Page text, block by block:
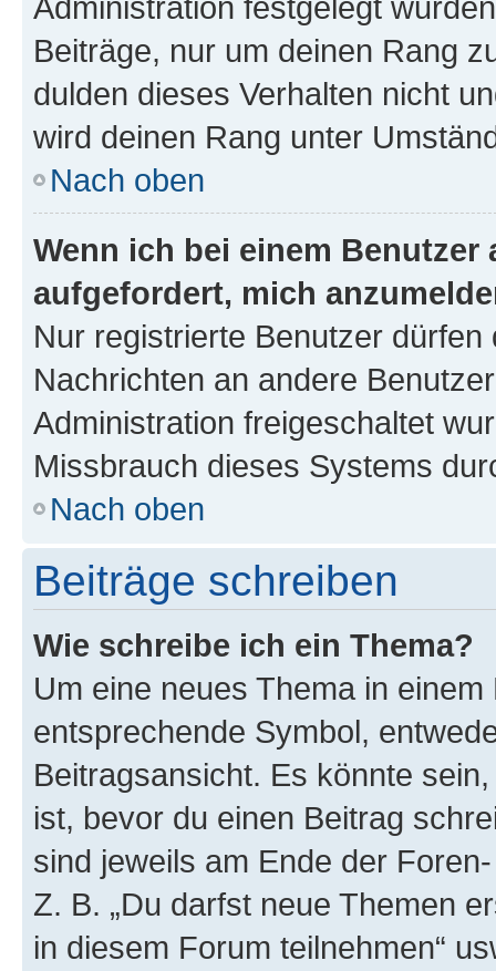
Beiträge, nur um deinen Rang
dulden dieses Verhalten nicht
wird deinen Rang unter
Nach oben
Wenn ich bei einem
aufgefordert, mich
Nur registrierte Benutzer
Nachrichten an andere
Administration freigeschaltet
Missbrauch dieses Systems
Nach oben
Beiträge schreiben
Wie schreibe ich ein Thema?
Um eine neues Thema in
entsprechende Symbol,
Beitragsansicht. Es könnte
ist, bevor du einen Beitrag
sind jeweils am Ende der
Z. B. „Du darfst neue Themen
in diesem Forum teilnehmen“